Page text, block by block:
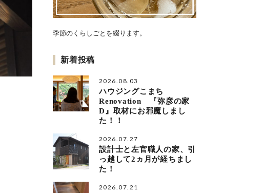
季節のくらしごとを綴ります。
新着投稿
2026.08.03
ハウジングこまち
Renovation 『弥彦の家
D』取材にお邪魔しまし
た！！
2026.07.27
設計士と左官職人の家、引
っ越して2ヵ月が経ちまし
た！
2026.07.21